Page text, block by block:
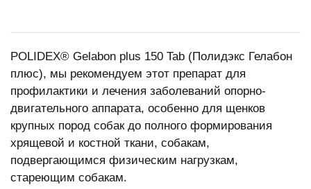
POLIDEX® Gelabon plus 150 Tab (Полидэкс Гелабон
плюс), мы рекомендуем этот препарат для
профилактики и лечения заболеваний опорно-
двигательного аппарата, особенно для щенков
крупных пород собак до полного формирования
хрящевой и костной ткани, собакам,
подвергающимся физическим нагрузкам,
стареющим собакам.